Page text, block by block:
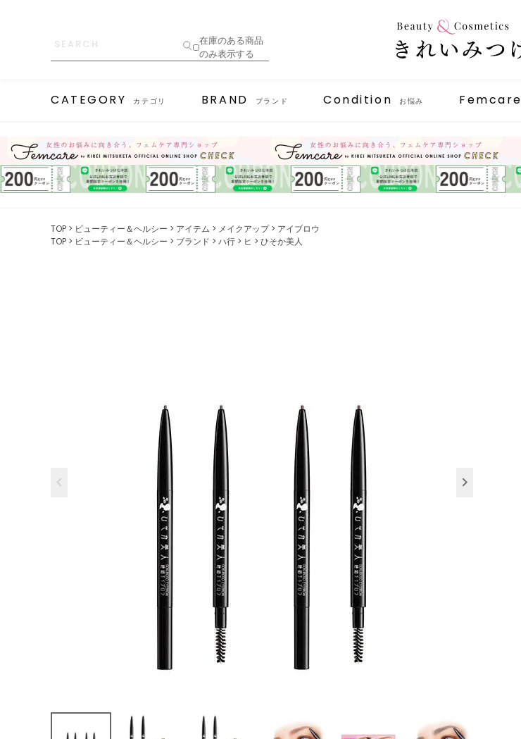
在庫のある商品
のみ表示する
CATEGORY カテゴリ BRAND ブランド Condition お悩み Femcare
TOP ビューティー＆ヘルシー アイテム メイクアップ
アイブロウ
TOP
ビューティー＆ヘルシー ブランド ハ行 ヒ ひそか美人